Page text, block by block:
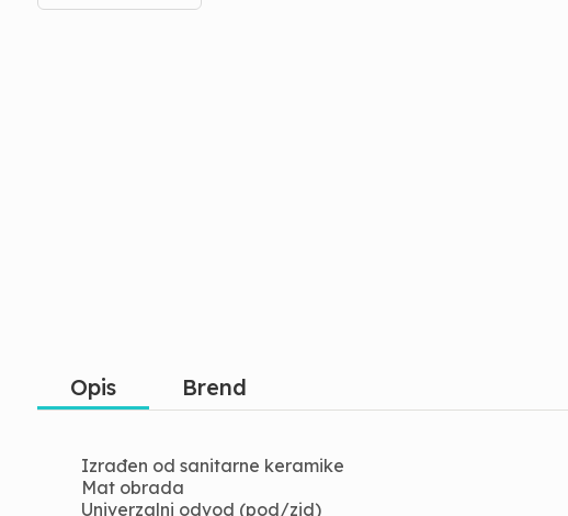
Opis Brend
Izrađen od sanitarne keramike
Mat obrada
Univerzalni odvod (pod/zid)